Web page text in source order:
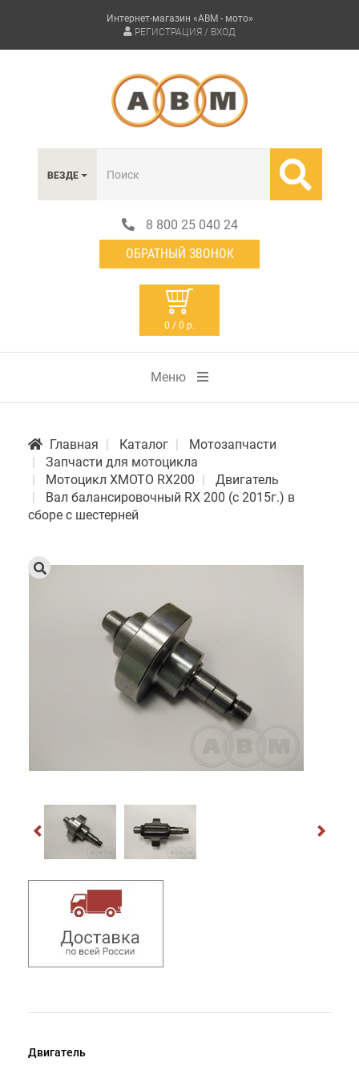
Интернет-магазин «АВМ - мото»
РЕГИСТРАЦИЯ / ВХОД
ВЕЗДЕ
8 800 25 040 24
ОБРАТНЫЙ ЗВОНОК
0 / 0 р.
Меню
Главная Каталог
Мотозапчасти
Запчасти для мотоцикла
Мотоцикл XMOTO RX200
Двигатель
Вал балансировочный RX 200 (с 2015г.) в
сборе с шестерней
Двигатель